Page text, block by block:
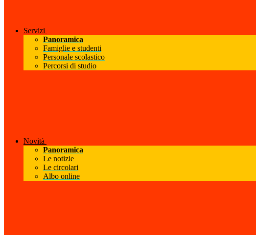
Servizi
Panoramica
Famiglie e studenti
Personale scolastico
Percorsi di studio
Novità
Panoramica
Le notizie
Le circolari
Albo online